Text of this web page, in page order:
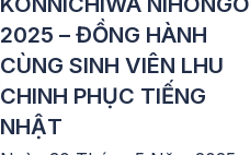
2025 – ĐỒNG HÀNH
CÙNG SINH VIÊN LHU
CHINH PHỤC TIẾNG
NHẬT